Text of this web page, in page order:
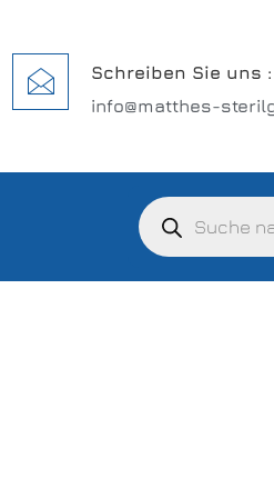
Schreiben Sie uns :
info@matthes-